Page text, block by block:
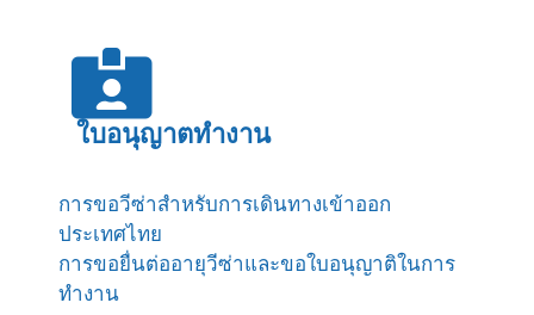
ใบอนุญาตทำงาน
การขอวีซ่าสำหรับการเดินทางเข้าออก
ประเทศไทย
การขอยื่นต่ออายุวีซ่าและขอใบอนุญาติในการ
ทำงาน